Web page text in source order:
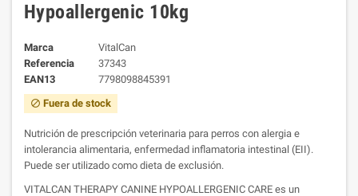
Hypoallergenic 10kg
Marca
VitalCan
Referencia
37343
EAN13
7798098845391
block Fuera de stock
Nutrición de prescripción veterinaria para perros con alergia e
intolerancia alimentaria, enfermedad inflamatoria intestinal (EII).
Puede ser utilizado como dieta de exclusión.
VITALCAN THERAPY CANINE HYPOALLERGENIC CARE es un